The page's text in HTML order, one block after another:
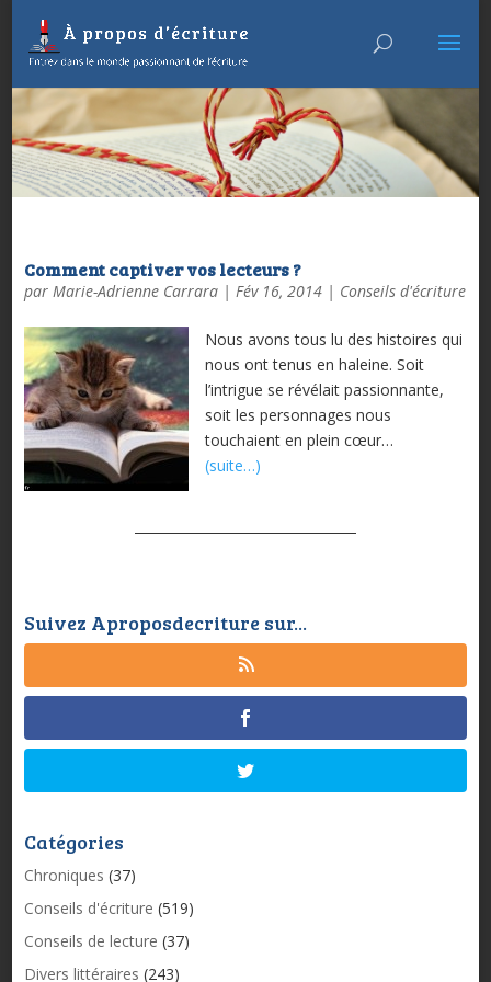
Comment captiver vos lecteurs ?
par Marie-Adrienne Carrara| Fév 16, 2014| Conseils d'écriture
Nous avons tous lu des histoires qui
nous ont tenus en haleine. Soit
l’intrigue se révélait passionnante,
soit les personnages nous
touchaient en plein cœur…
(suite…)
Suivez Aproposdecriture sur...
Catégories
Chroniques (37)
Conseils d'écriture (519)
Conseils de lecture (37)
Divers littéraires (243)